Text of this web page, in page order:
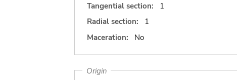
Tangential section:
1
Radial section:
1
Maceration:
No
Origin